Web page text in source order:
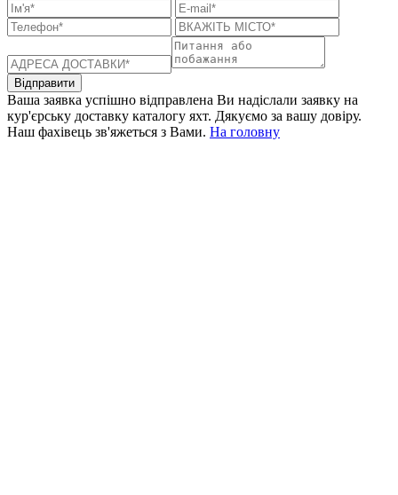
Відправити
Ваша заявка успішно відправлена Ви надіслали заявку на
кур'єрську доставку каталогу яхт. Дякуємо за вашу довіру.
Наш фахівець зв'яжеться з Вами. На головну